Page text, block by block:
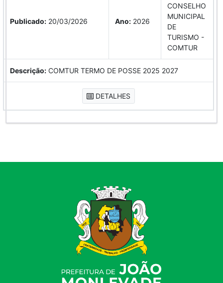
Publicado: 20/03/2026 Ano: 2026
CONSELHO
MUNICIPAL
DE
TURISMO -
COMTUR
Descrição: COMTUR TERMO DE POSSE 2025 2027
DETALHES